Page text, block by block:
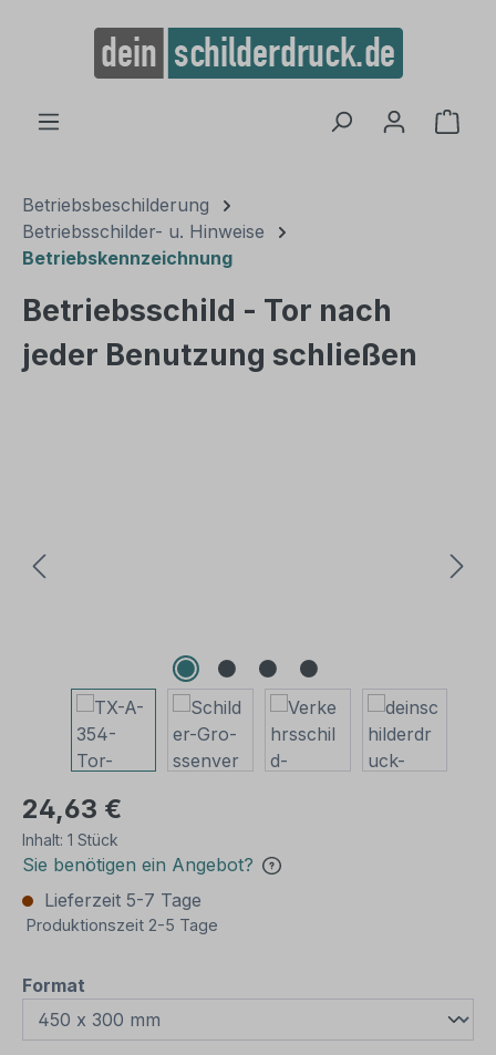
springen
Betriebsbeschilderung
Betriebsschilder- u. Hinweise
Betriebskennzeichnung
Betriebsschild - Tor nach
jeder Benutzung schließen
24,63 €
Inhalt: 1 Stück
Sie benötigen ein Angebot?
Lieferzeit 5-7 Tage
Produktionszeit 2-5 Tage
Format